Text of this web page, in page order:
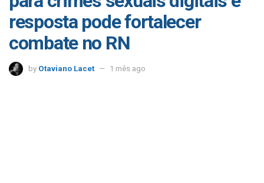
resposta pode fortalecer
combate no RN
by Otaviano Lacet 1 mês ago